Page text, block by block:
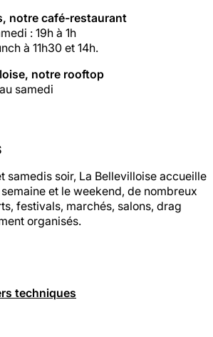
notre café-restaurant
: 19h à 1h
à 11h30 et 14h.
notre rooftop
samedi
samedis soir, La Bellevilloise accueille
et le weekend, de nombreux
festivals, marchés, salons, drag
organisés.
techniques